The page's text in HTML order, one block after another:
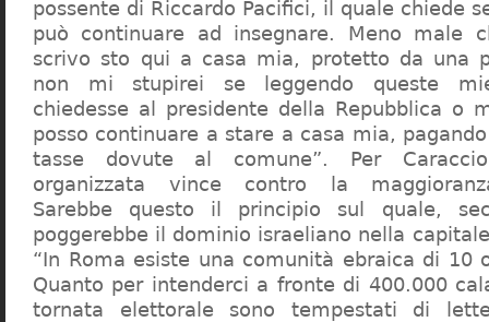
possente di Riccardo Pacifici, il quale chiede
può continuare ad insegnare. Meno male
scrivo sto qui a casa mia, protetto da una
non mi stupirei se leggendo queste
chiedesse al presidente della Repubblica o
posso continuare a stare a casa mia,
tasse dovute al comune”. Per
organizzata vince contro la
Sarebbe questo il principio sul quale,
poggerebbe il dominio israeliano nella
“In Roma esiste una comunità ebraica di 10
Quanto per intenderci a fronte di 400.000
tornata elettorale sono tempestati di